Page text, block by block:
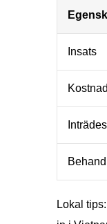
Insats
Kostnad
Lokal